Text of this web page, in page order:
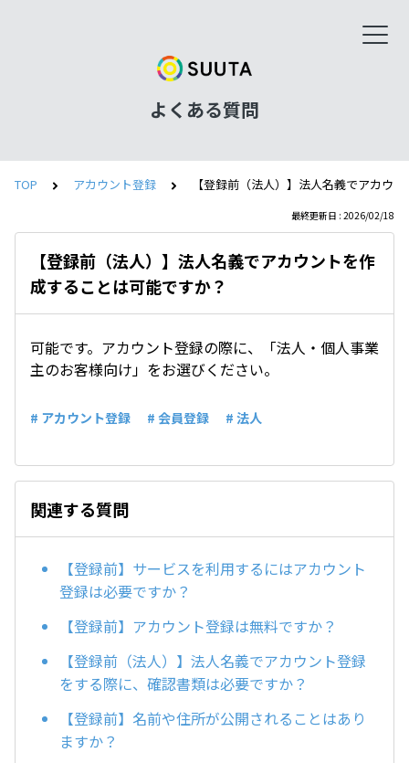
よくある質問
TOP アカウント登録 【登録前（法人）】法人名義でアカウ
最終更新日 : 2026/02/18
【登録前（法人）】法人名義でアカウントを作
成することは可能ですか？
可能です。アカウント登録の際に、「法人・個人事業
主のお客様向け」をお選びください。
# アカウント登録 # 会員登録 # 法人
関連する質問
【登録前】サービスを利用するにはアカウント
登録は必要ですか？
【登録前】アカウント登録は無料ですか？
【登録前（法人）】法人名義でアカウント登録
をする際に、確認書類は必要ですか？
【登録前】名前や住所が公開されることはあり
ますか？